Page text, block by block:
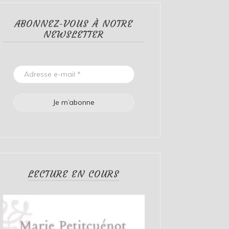
ABONNEZ-VOUS À NOTRE
NEWSLETTER
LECTURE EN COURS